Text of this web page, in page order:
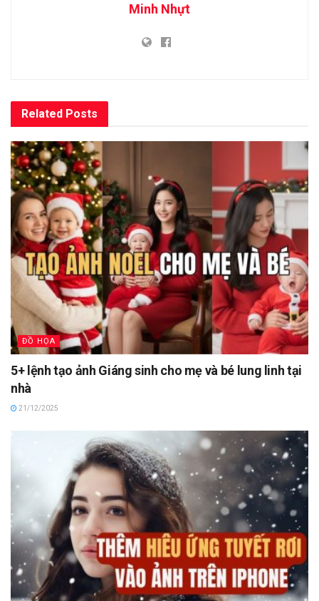
Minh Nhựt
Related Posts
ĐỒ HỌA
5+ lệnh tạo ảnh Giáng sinh cho mẹ và bé lung linh tại
nhà
21/12/2025